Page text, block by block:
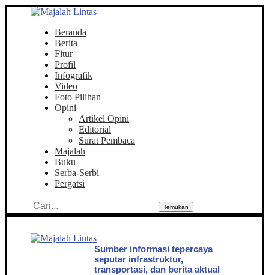
Beranda
Berita
Fitur
Profil
Infografik
Video
Foto Pilihan
Opini
Artikel Opini
Editorial
Surat Pembaca
Majalah
Buku
Serba-Serbi
Pergatsi
Temukan
Sumber informasi tepercaya
seputar infrastruktur,
transportasi, dan berita aktual